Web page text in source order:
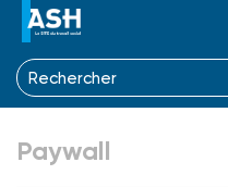
Paywall